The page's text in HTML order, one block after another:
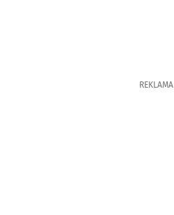
REKLAMA